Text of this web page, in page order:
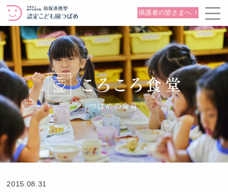
保護者の皆さまへ
つばめの食育
2015.08.31